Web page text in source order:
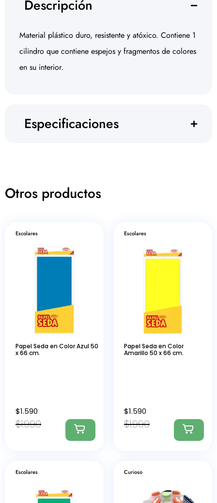
Descripción
Material plástico duro, resistente y atóxico. Contiene 1
cilindro que contiene espejos y fragmentos de colores
en su interior.
Especificaciones
Otros productos
Escolares
Papel Seda en Color Azul 50
x 66 cm.
$1.990
$1.590
Escolares
Papel Seda en Color
Amarillo 50 x 66 cm.
$1.990
$1.590
Escolares Curioso